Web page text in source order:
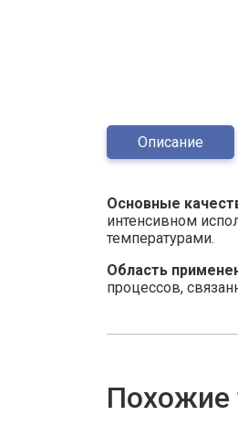
Описание
Основные
интенсивном
температурами.
Область
процессов,
Похожие